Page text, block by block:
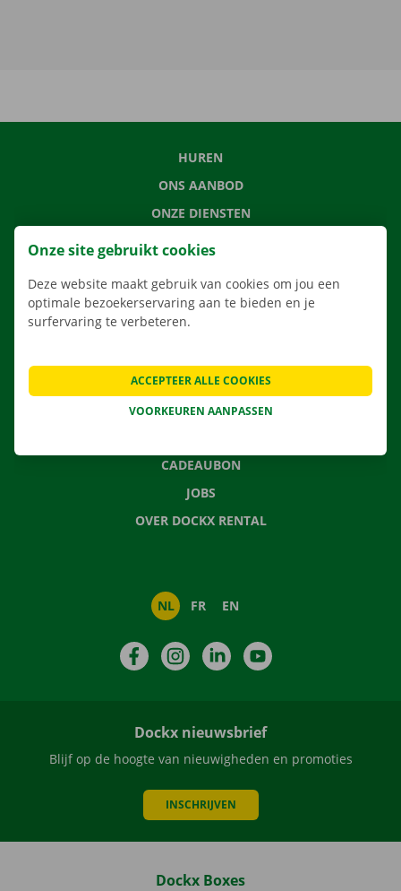
HUREN
ONS AANBOD
ONZE DIENSTEN
LOCATIES
VERHUISOPLOSSINGEN
CONTACTEER ONS
VEELGESTELDE VRAGEN
CADEAUBON
JOBS
OVER DOCKX RENTAL
NL FR EN
FacebookInstagramLinkedIn
Dockx nieuwsbrief
Blijf op de hoogte van nieuwigheden en promoties
INSCHRIJVEN
Dockx Boxes
Onze site gebruikt cookies
Deze website maakt gebruik van cookies om jou een
optimale bezoekerservaring aan te bieden en je
surfervaring te verbeteren.
VOORKEUREN AANPASSEN
ACCEPTEER ALLE COOKIES